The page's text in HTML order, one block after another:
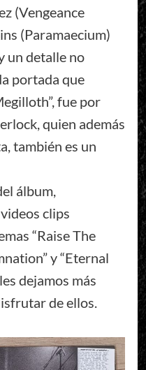
(Vengeance
(Paramaecium)
un detalle no
portada que
fue por
quien además
también es un
álbum,
clips
“Raise The
y “Eternal
dejamos más
de ellos.